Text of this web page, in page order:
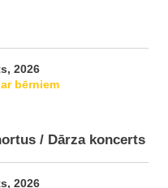
2026
bērniem
/ Dārza koncerts
2026